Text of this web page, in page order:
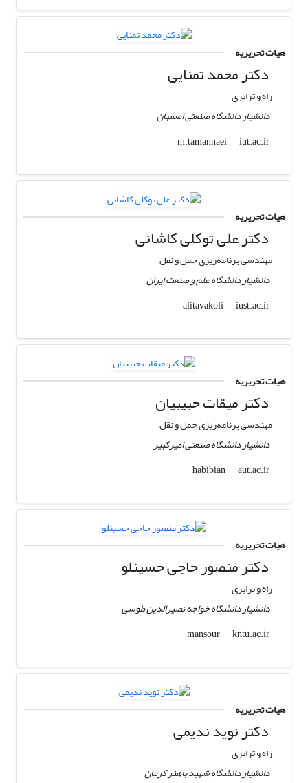
هیات تحریریه
دکتر محمد تمنایی
راه و ترابری
دانشیار دانشگاه صنعتی اصفهان
m.tamannaei
iut.ac.ir
هیات تحریریه
دکتر علی توکلی کاشانی
مهندسی برنامه‌ریزی حمل و نقل
دانشیار دانشگاه علم و صنعت ایران
alitavakoli
iust.ac.ir
هیات تحریریه
دکتر میقات حبیبیان
مهندسی برنامه‌ریزی حمل و نقل
دانشیار دانشگاه صنعتی امیرکبیر
habibian
aut.ac.ir
هیات تحریریه
دکتر منصور حاجی حسینلو
راه و ترابری
دانشیار دانشگاه خواجه نصیرالدین طوسی
mansour
kntu.ac.ir
هیات تحریریه
دکتر نوید ندیمی
راه و ترابری
دانشیار دانشگاه شهید باهنر کرمان